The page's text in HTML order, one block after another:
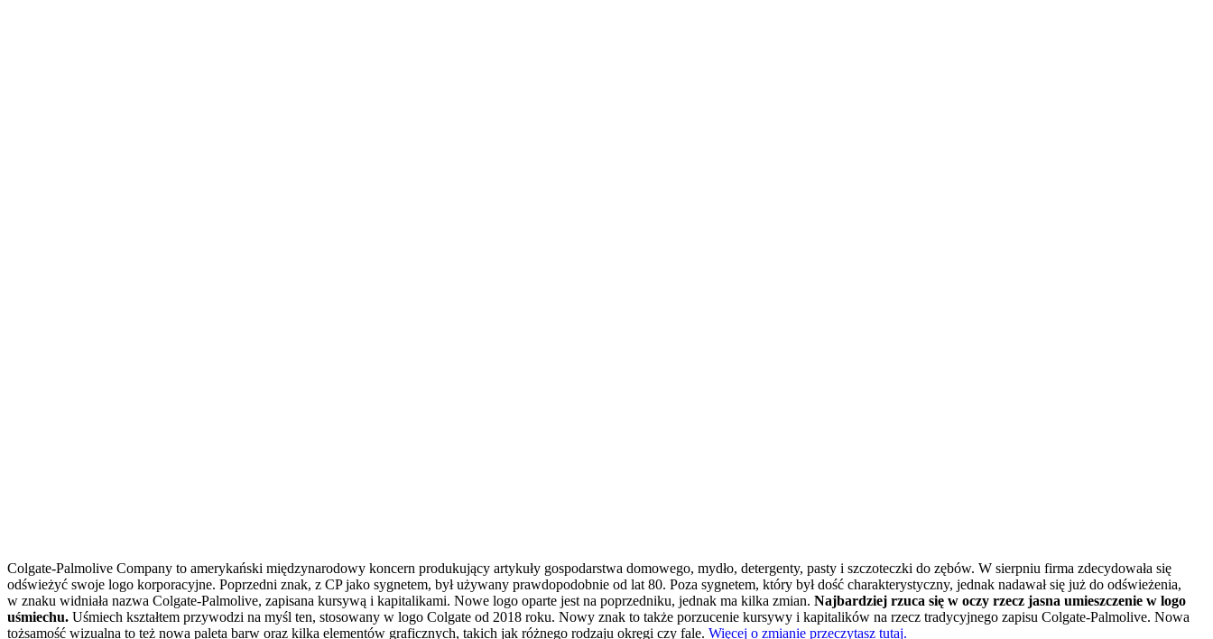
Colgate-Palmolive Company to amerykański międzynarodowy koncern produkujący artykuły gospodarstwa domowego, mydło, detergenty, pasty i szczoteczki do zębów. W sierpniu firma zdecydowała się
odświeżyć swoje logo korporacyjne. Poprzedni znak, z CP jako sygnetem, był używany prawdopodobnie od lat 80. Poza sygnetem, który był dość charakterystyczny, jednak nadawał się już do odświeżenia,
w znaku widniała nazwa Colgate-Palmolive, zapisana kursywą i kapitalikami. Nowe logo oparte jest na poprzedniku, jednak ma kilka zmian. Najbardziej rzuca się w oczy rzecz jasna umieszczenie w logo
uśmiechu. Uśmiech kształtem przywodzi na myśl ten, stosowany w logo Colgate od 2018 roku. Nowy znak to także porzucenie kursywy i kapitalików na rzecz tradycyjnego zapisu Colgate-Palmolive. Nowa
tożsamość wizualna to też nowa paleta barw oraz kilka elementów graficznych, takich jak różnego rodzaju okręgi czy fale. Więcej o zmianie przeczytasz tutaj.